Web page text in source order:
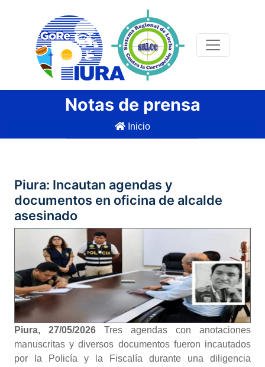
Notas de prensa
Inicio
Piura: Incautan agendas y
documentos en oficina de alcalde
asesinado
Piura, 27/05/2026 Tres agendas con anotaciones
manuscritas y diversos documentos fueron incautados
por la Policía y la Fiscalía durante una diligencia